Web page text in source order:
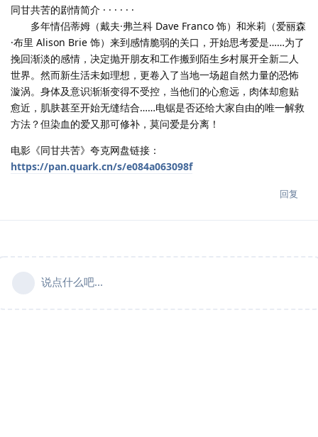
同甘共苦的剧情简介 · · · · · ·
多年情侣蒂姆（戴夫·弗兰科 Dave Franco 饰）和米莉（爱丽森
·布里 Alison Brie 饰）来到感情脆弱的关口，开始思考爱是……为了
挽回渐淡的感情，决定抛开朋友和工作搬到陌生乡村展开全新二人
世界。然而新生活未如理想，更卷入了当地一场超自然力量的恐怖
漩涡。身体及意识渐渐变得不受控，当他们的心愈远，肉体却愈贴
愈近，肌肤甚至开始无缝结合……电锯是否还给大家自由的唯一解救
方法？但染血的爱又那可修补，莫问爱是分离！
电影《同甘共苦》夸克网盘链接：
https://pan.quark.cn/s/e084a063098f
回复
说点什么吧...